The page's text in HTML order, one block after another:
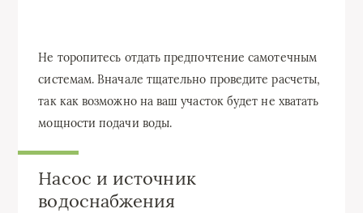
Не торопитесь отдать предпочтение самотечным
системам. Вначале тщательно проведите расчеты,
так как возможно на ваш участок будет не хватать
мощности подачи воды.
Насос и источник
водоснабжения